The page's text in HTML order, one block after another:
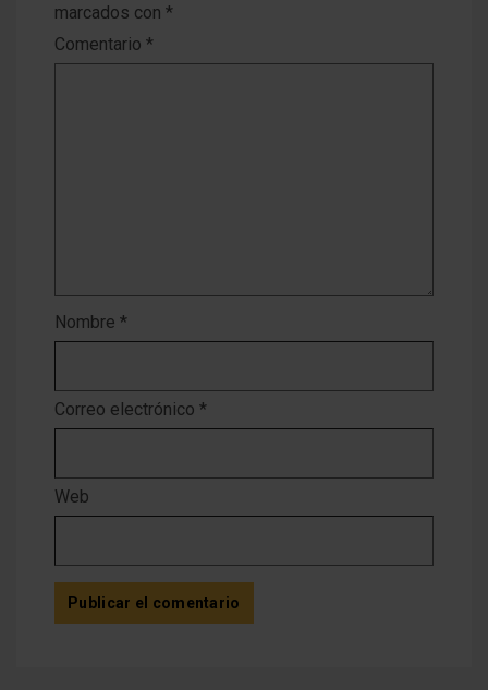
marcados con *
Comentario *
Nombre *
Correo electrónico *
Web